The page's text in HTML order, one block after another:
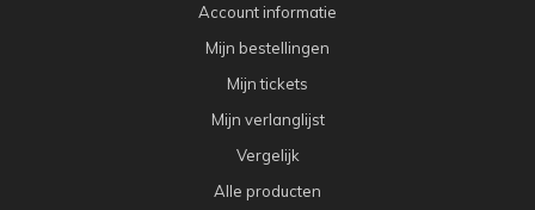
Account informatie
Mijn bestellingen
Mijn tickets
Mijn verlanglijst
Vergelijk
Alle producten